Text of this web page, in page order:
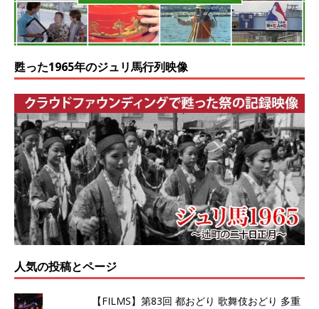
甦った1965年のジュリ馬行列映像
人気の投稿とページ
【FILMS】第83回 都おどり 歌舞伎おどり 多重